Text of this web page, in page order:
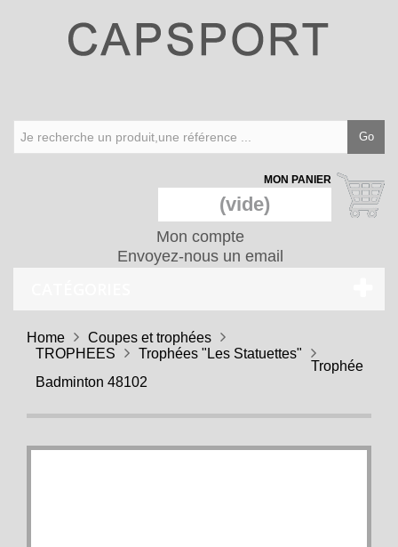
Go
MON PANIER
(vide)
Mon compte
Envoyez-nous un email
Home
Coupes et trophées
TROPHEES
Trophées "Les Statuettes"
Trophée
Badminton 48102